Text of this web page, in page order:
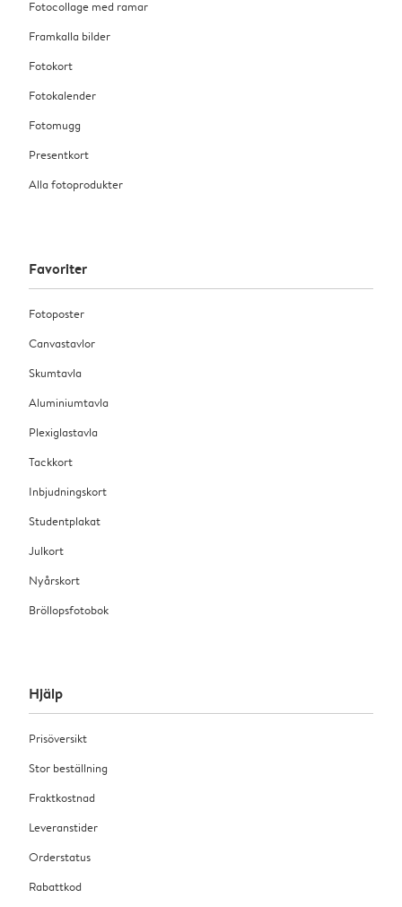
du välja ett av våra mindre format med mjukt omslag
för att hålla dig inom budgeten.
Fotocollage med ramar
Framkalla bilder
Fotokort
Fotokalender
Fotomugg
Presentkort
Alla fotoprodukter
Favoriter
Fotoposter
Canvastavlor
Skumtavla
Aluminiumtavla
Plexiglastavla
Tackkort
Inbjudningskort
Studentplakat
Julkort
Nyårskort
Bröllopsfotobok
Hjälp
Prisöversikt
Stor beställning
Fraktkostnad
Leveranstider
Orderstatus
Rabattkod